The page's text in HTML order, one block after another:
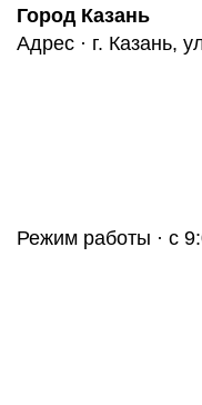
Город Казань
Адрес · г. Казань,
Режим работы · с